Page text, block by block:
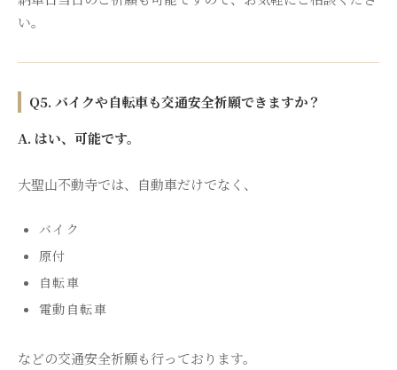
い。
Q5. バイクや自転車も交通安全祈願できますか？
A. はい、可能です。
大聖山不動寺では、自動車だけでなく、
バイク
原付
自転車
電動自転車
などの交通安全祈願も行っております。